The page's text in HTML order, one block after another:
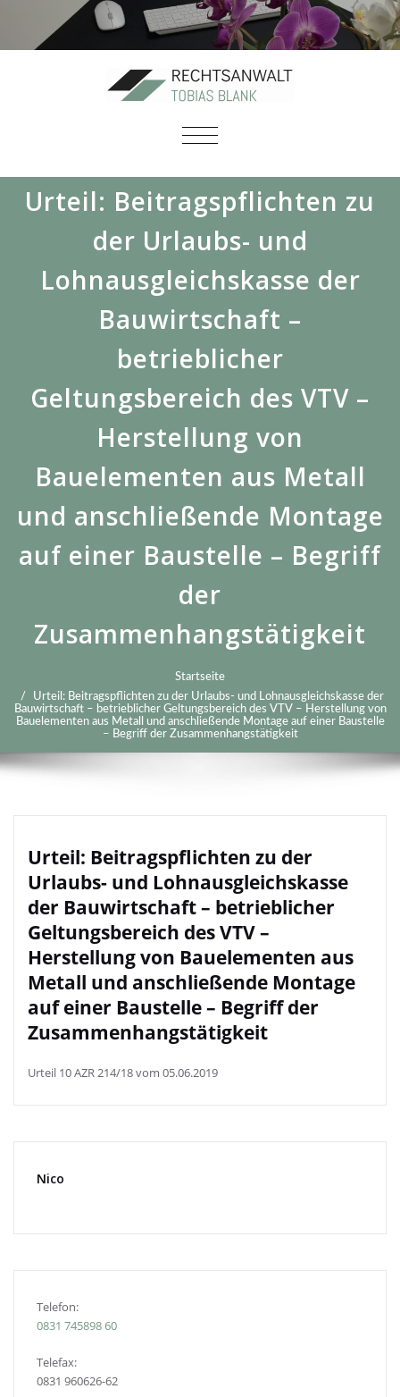
SCHALTE
Urteil: Beitragspflichten zu
der Urlaubs- und
Lohnausgleichskasse der
Bauwirtschaft –
betrieblicher
Geltungsbereich des VTV –
Herstellung von
Bauelementen aus Metall
und anschließende Montage
auf einer Baustelle – Begriff
der
Zusammenhangstätigkeit
Startseite
Urteil: Beitragspflichten zu der Urlaubs- und Lohnausgleichskasse der
Bauwirtschaft – betrieblicher Geltungsbereich des VTV – Herstellung von
Bauelementen aus Metall und anschließende Montage auf einer Baustelle
– Begriff der Zusammenhangstätigkeit
Urteil: Beitragspflichten zu der
Urlaubs- und Lohnausgleichskasse
der Bauwirtschaft – betrieblicher
Geltungsbereich des VTV –
Herstellung von Bauelementen aus
Metall und anschließende Montage
auf einer Baustelle – Begriff der
Zusammenhangstätigkeit
Urteil 10 AZR 214/18 vom 05.06.2019
Nico
Telefon:
0831 745898 60
Telefax:
0831 960626-62